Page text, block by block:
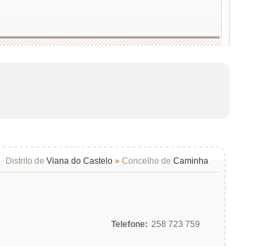
Distrito de Viana do Castelo » Concelho de Caminha
Telefone: 258 723 759